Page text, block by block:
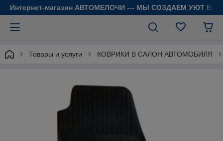
Интернет-магазин АВТОМЕЛОЧИ --- МЫ СОЗДАЕМ УЮТ В
Товары и услуги КОВРИКИ В САЛОН АВТОМОБИЛЯ